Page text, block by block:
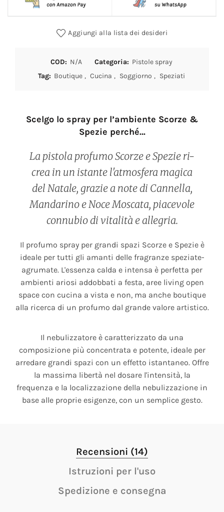
Aggiungi alla lista dei desideri
COD: N/A Categoria: Pistole spray
Tag: Boutique , Cucina , Soggiorno , Speziati
Scelgo lo spray per l’ambiente Scorze &
Spezie perché…
La pistola profumo Scorze e Spezie ri-
crea in un istante l'atmosfera magica
del Natale, grazie a note di Cannella,
Mandarino e Noce Moscata, piacevole
connubio di vitalità e allegria.
Il profumo spray per grandi spazi Scorze e Spezie è
ideale per tutti gli amanti delle fragranze speziate-
agrumate. L'essenza calda e intensa è perfetta per
ambienti ariosi addobbati a festa, aree living open
space con cucina a vista e non, ma anche boutique
alla ricerca di un profumo dal grande valore artistico.
Il nebulizzatore è caratterizzato da una
composizione più concentrata e potente, ideale per
arredare grandi spazi con un effetto istantaneo. Offre
la massima libertà nel dosare l'intensità, la
frequenza e la localizzazione della nebulizzazione in
base alle proprie esigenze, con un semplice gesto.
Recensioni (14)
Istruzioni per l'uso
Spedizione e consegna